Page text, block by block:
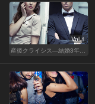
Vol.1
産後クライシス—結婚3年目の波乱—